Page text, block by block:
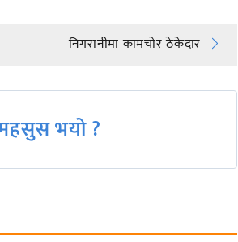
निगरानीमा कामचोर ठेकेदार
भयो ?